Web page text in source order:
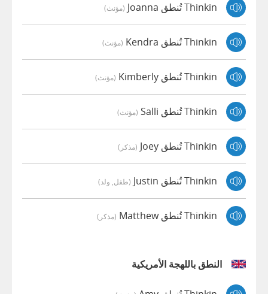
Thinkin تُنطق Joanna (مؤنث)
Thinkin تُنطق Kendra (مؤنث)
Thinkin تُنطق Kimberly (مؤنث)
Thinkin تُنطق Salli (مؤنث)
Thinkin تُنطق Joey (مذكر)
Thinkin تُنطق Justin (طفل, ولد)
Thinkin تُنطق Matthew (مذكر)
النطق باللهجة الأمريكية